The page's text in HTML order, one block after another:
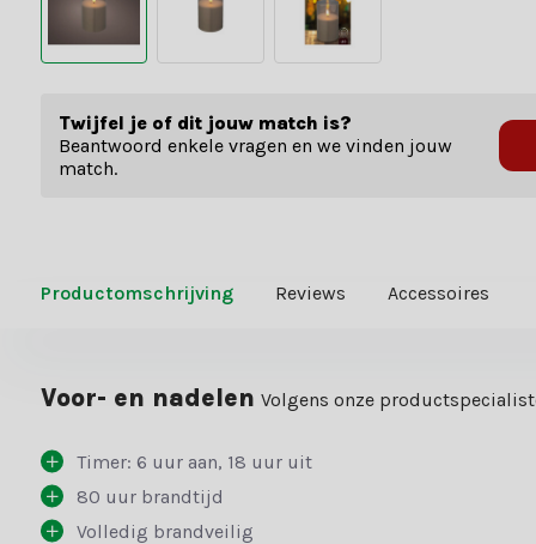
Twijfel je of dit jouw match is?
Beantwoord enkele vragen en we vinden jouw
match.
Productomschrijving Reviews Accessoires
Voor- en nadelen Volgens onze
Timer: 6 uur aan, 18 uur uit
80 uur brandtijd
Volledig brandveilig